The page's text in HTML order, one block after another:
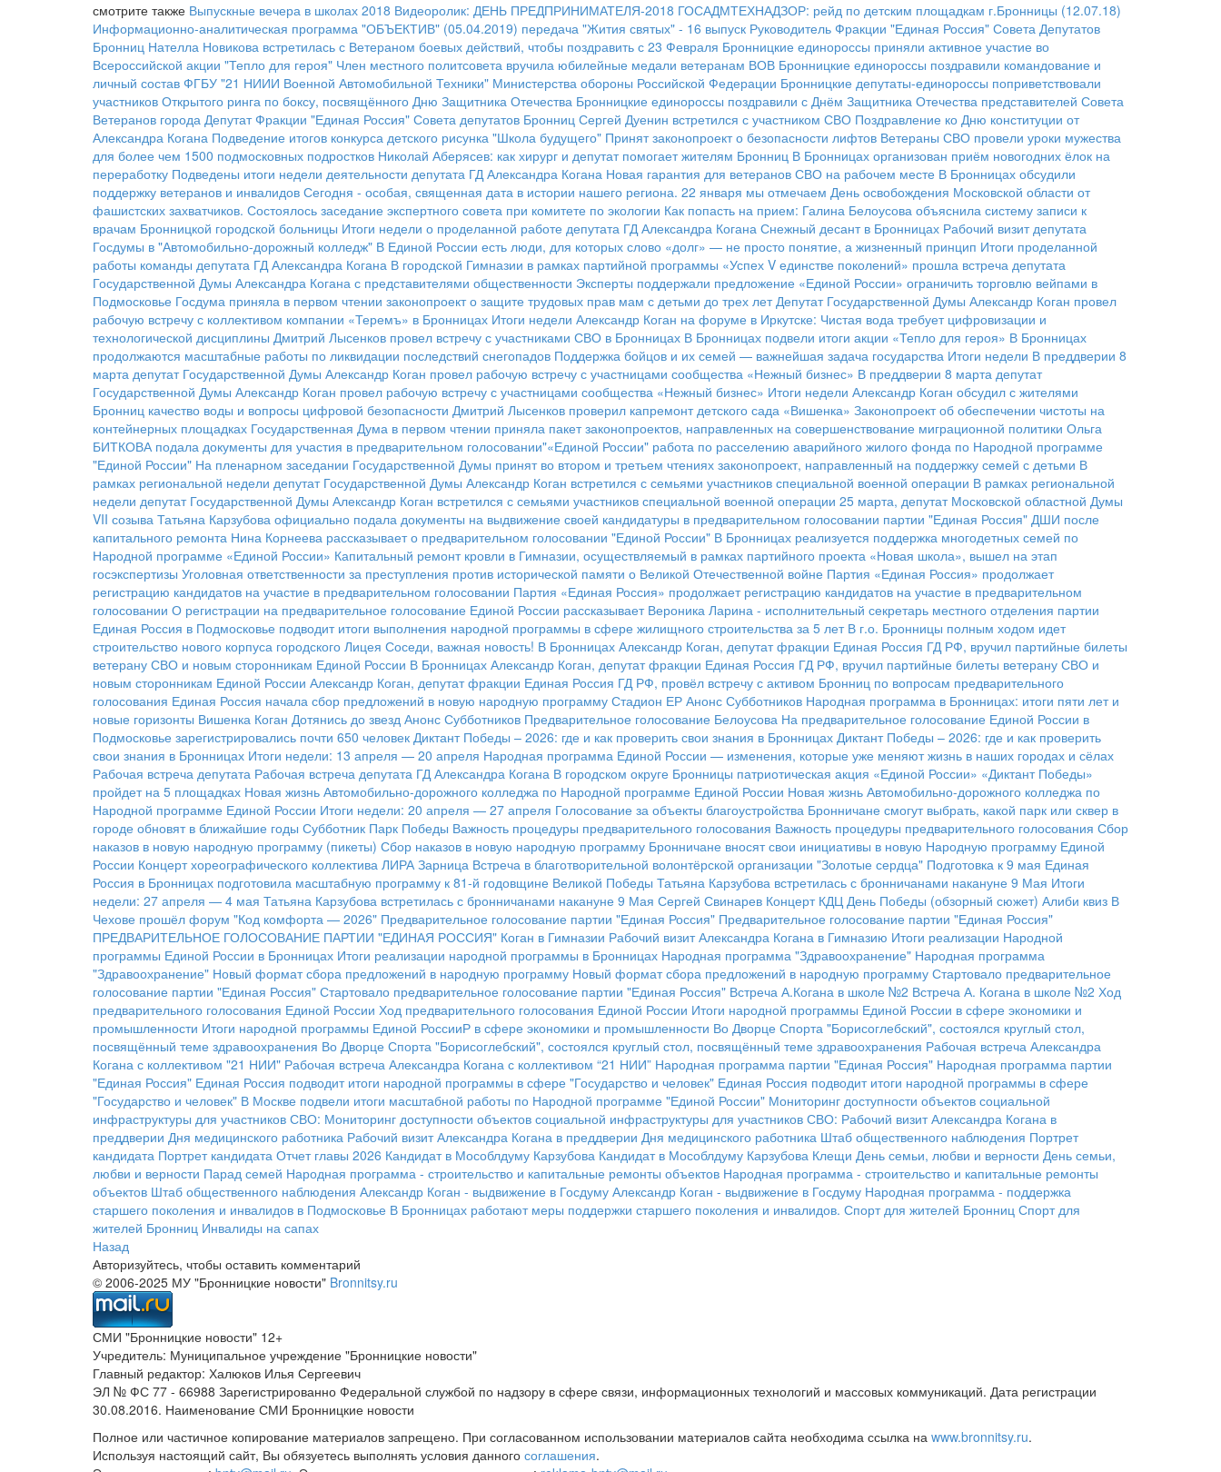
смотрите также Выпускные вечера в школах 2018 Видеоролик: ДЕНЬ ПРЕДПРИНИМАТЕЛЯ-2018 ГОСАДМТЕХНАДЗОР: рейд по детским площадкам г.Бронницы (12.07.18)
Информационно-аналитическая программа "ОБЪЕКТИВ" (05.04.2019) передача "Жития святых" - 16 выпуск Руководитель Фракции "Единая Россия" Совета Депутатов
Бронниц Нателла Новикова встретилась с Ветераном боевых действий, чтобы поздравить с 23 Февраля Бронницкие единороссы приняли активное участие во
Всероссийской акции "Тепло для героя" Член местного политсовета вручила юбилейные медали ветеранам ВОВ Бронницкие единороссы поздравили командование и
личный состав ФГБУ "21 НИИИ Военной Автомобильной Техники" Министерства обороны Российской Федерации Бронницкие депутаты-единороссы поприветствовали
участников Открытого ринга по боксу, посвящённого Дню Защитника Отечества Бронницкие единороссы поздравили с Днём Защитника Отечества представителей Совета
Ветеранов города Депутат Фракции "Единая Россия" Совета депутатов Бронниц Сергей Дуенин встретился с участником СВО Поздравление ко Дню конституции от
Александра Когана Подведение итогов конкурса детского рисунка "Школа будущего" Принят законопроект о безопасности лифтов Ветераны СВО провели уроки мужества
для более чем 1500 подмосковных подростков Николай Аберясев: как хирург и депутат помогает жителям Бронниц В Бронницах организован приём новогодних ёлок на
переработку Подведены итоги недели деятельности депутата ГД Александра Когана Новая гарантия для ветеранов СВО на рабочем месте В Бронницах обсудили
поддержку ветеранов и инвалидов Сегодня - особая, священная дата в истории нашего региона. 22 января мы отмечаем День освобождения Московской области от
фашистских захватчиков. Состоялось заседание экспертного совета при комитете по экологии Как попасть на прием: Галина Белоусова объяснила систему записи к
врачам Бронницкой городской больницы Итоги недели о проделанной работе депутата ГД Александра Когана Снежный десант в Бронницах Рабочий визит депутата
Госдумы в "Автомобильно-дорожный колледж" В Единой России есть люди, для которых слово «долг» — не просто понятие, а жизненный принцип Итоги проделанной
работы команды депутата ГД Александра Когана В городской Гимназии в рамках партийной программы «Успех V единстве поколений» прошла встреча депутата
Государственной Думы Александра Когана с представителями общественности Эксперты поддержали предложение «Единой России» ограничить торговлю вейпами в
Подмосковье Госдума приняла в первом чтении законопроект о защите трудовых прав мам с детьми до трех лет Депутат Государственной Думы Александр Коган провел
рабочую встречу с коллективом компании «Теремъ» в Бронницах Итоги недели Александр Коган на форуме в Иркутске: Чистая вода требует цифровизации и
технологической дисциплины Дмитрий Лысенков провел встречу с участниками СВО в Бронницах В Бронницах подвели итоги акции «Тепло для героя» В Бронницах
продолжаются масштабные работы по ликвидации последствий снегопадов Поддержка бойцов и их семей — важнейшая задача государства Итоги недели В преддверии 8
марта депутат Государственной Думы Александр Коган провел рабочую встречу с участницами сообщества «Нежный бизнес» В преддверии 8 марта депутат
Государственной Думы Александр Коган провел рабочую встречу с участницами сообщества «Нежный бизнес» Итоги недели Александр Коган обсудил с жителями
Бронниц качество воды и вопросы цифровой безопасности Дмитрий Лысенков проверил капремонт детского сада «Вишенка» Законопроект об обеспечении чистоты на
контейнерных площадках Государственная Дума в первом чтении приняла пакет законопроектов, направленных на совершенствование миграционной политики Ольга
БИТКОВА подала документы для участия в предварительном голосовании"«Единой России" работа по расселению аварийного жилого фонда по Народной программе
"Единой России" На пленарном заседании Государственной Думы принят во втором и третьем чтениях законопроект, направленный на поддержку семей с детьми В
рамках региональной недели депутат Государственной Думы Александр Коган встретился с семьями участников специальной военной операции В рамках региональной
недели депутат Государственной Думы Александр Коган встретился с семьями участников специальной военной операции 25 марта, депутат Московской областной Думы
VII созыва Татьяна Карзубова официально подала документы на выдвижение своей кандидатуры в предварительном голосовании партии "Единая Россия" ДШИ после
капитального ремонта Нина Корнеева рассказывает о предварительном голосовании "Единой России" В Бронницах реализуется поддержка многодетных семей по
Народной программе «Единой России» Капитальный ремонт кровли в Гимназии, осуществляемый в рамках партийного проекта «Новая школа», вышел на этап
госэкспертизы Уголовная ответственности за преступления против исторической памяти о Великой Отечественной войне Партия «Единая Россия» продолжает
регистрацию кандидатов на участие в предварительном голосовании Партия «Единая Россия» продолжает регистрацию кандидатов на участие в предварительном
голосовании О регистрации на предварительное голосование Единой России рассказывает Вероника Ларина - исполнительный секретарь местного отделения партии
Единая Россия в Подмосковье подводит итоги выполнения народной программы в сфере жилищного строительства за 5 лет В г.о. Бронницы полным ходом идет
строительство нового корпуса городского Лицея Соседи, важная новость! В Бронницах Александр Коган, депутат фракции Единая Россия ГД РФ, вручил партийные билеты
ветерану СВО и новым сторонникам Единой России В Бронницах Александр Коган, депутат фракции Единая Россия ГД РФ, вручил партийные билеты ветерану СВО и
новым сторонникам Единой России Александр Коган, депутат фракции Единая Россия ГД РФ, провёл встречу с активом Бронниц по вопросам предварительного
голосования Единая Россия начала сбор предложений в новую народную программу Стадион ЕР Анонс Субботников Народная программа в Бронницах: итоги пяти лет и
новые горизонты Вишенка Коган Дотянись до звезд Анонс Субботников Предварительное голосование Белоусова На предварительное голосование Единой России в
Подмосковье зарегистрировались почти 650 человек Диктант Победы – 2026: где и как проверить свои знания в Бронницах Диктант Победы – 2026: где и как проверить
свои знания в Бронницах Итоги недели: 13 апреля — 20 апреля Народная программа Единой России — изменения, которые уже меняют жизнь в наших городах и сёлах
Рабочая встреча депутата Рабочая встреча депутата ГД Александра Когана В городском округе Бронницы патриотическая акция «Единой России» «Диктант Победы»
пройдет на 5 площадках Новая жизнь Автомобильно-дорожного колледжа по Народной программе Единой России Новая жизнь Автомобильно-дорожного колледжа по
Народной программе Единой России Итоги недели: 20 апреля — 27 апреля Голосование за объекты благоустройства Бронничане смогут выбрать, какой парк или сквер в
городе обновят в ближайшие годы Субботник Парк Победы Важность процедуры предварительного голосования Важность процедуры предварительного голосования Сбор
наказов в новую народную программу (пикеты) Сбор наказов в новую народную программу Бронничане вносят свои инициативы в новую Народную программу Единой
России Концерт хореографического коллектива ЛИРА Зарница Встреча в благотворительной волонтёрской организации "Золотые сердца" Подготовка к 9 мая Единая
Россия в Бронницах подготовила масштабную программу к 81-й годовщине Великой Победы Татьяна Карзубова встретилась с бронничанами накануне 9 Мая Итоги
недели: 27 апреля — 4 мая Татьяна Карзубова встретилась с бронничанами накануне 9 Мая Сергей Свинарев Концерт КДЦ День Победы (обзорный сюжет) Алиби квиз В
Чехове прошёл форум "Код комфорта — 2026" Предварительное голосование партии "Единая Россия" Предварительное голосование партии "Единая Россия"
ПРЕДВАРИТЕЛЬНОЕ ГОЛОСОВАНИЕ ПАРТИИ "ЕДИНАЯ РОССИЯ" Коган в Гимназии Рабочий визит Александра Когана в Гимназию Итоги реализации Народной
программы Единой России в Бронницах Итоги реализации народной программы в Бронницах Народная программа "Здравоохранение" Народная программа
"Здравоохранение" Новый формат сбора предложений в народную программу Новый формат сбора предложений в народную программу Стартовало предварительное
голосование партии "Единая Россия" Стартовало предварительное голосование партии "Единая Россия" Встреча А.Когана в школе №2 Встреча А. Когана в школе №2 Ход
предварительного голосования Единой России Ход предварительного голосования Единой России Итоги народной программы Единой России в сфере экономики и
промышленности Итоги народной программы Единой РоссииР в сфере экономики и промышленности Во Дворце Спорта "Борисоглебский", состоялся круглый стол,
посвящённый теме здравоохранения Во Дворце Спорта "Борисоглебский", состоялся круглый стол, посвящённый теме здравоохранения Рабочая встреча Александра
Когана с коллективом "21 НИИ" Рабочая встреча Александра Когана с коллективом “21 НИИ” Народная программа партии "Единая Россия" Народная программа партии
"Единая Россия" Единая Россия подводит итоги народной программы в сфере "Государство и человек" Единая Россия подводит итоги народной программы в сфере
"Государство и человек" В Москве подвели итоги масштабной работы по Народной программе "Единой России" Мониторинг доступности объектов социальной
инфраструктуры для участников СВО: Мониторинг доступности объектов социальной инфраструктуры для участников СВО: Рабочий визит Александра Когана в
преддверии Дня медицинского работника Рабочий визит Александра Когана в преддверии Дня медицинского работника Штаб общественного наблюдения Портрет
кандидата Портрет кандидата Отчет главы 2026 Кандидат в Мособлдуму Карзубова Кандидат в Мособлдуму Карзубова Клещи День семьи, любви и верности День семьи,
любви и верности Парад семей Народная программа - строительство и капитальные ремонты объектов Народная программа - строительство и капитальные ремонты
объектов Штаб общественного наблюдения Александр Коган - выдвижение в Госдуму Александр Коган - выдвижение в Госдуму Народная программа - поддержка
старшего поколения и инвалидов в Подмосковье В Бронницах работают меры поддержки старшего поколения и инвалидов. Спорт для жителей Бронниц Спорт для
жителей Бронниц Инвалиды на сапах
Назад
Авторизуйтесь, чтобы оставить комментарий
© 2006-2025 МУ "Бронницкие новости" Bronnitsy.ru
СМИ "Бронницкие новости" 12+
Учредитель: Муниципальное учреждение "Бронницкие новости"
Главный редактор: Халюков Илья Сергеевич
ЭЛ № ФС 77 - 66988 Зарегистрированно Федеральной службой по надзору в сфере связи, информационных технологий и массовых коммуникаций. Дата регистрации
30.08.2016. Наименование СМИ Бронницкие новости
Полное или частичное копирование материалов запрещено. При согласованном использовании материалов сайта необходима ссылка на www.bronnitsy.ru.
Используя настоящий сайт, Вы обязуетесь выполнять условия данного соглашения.